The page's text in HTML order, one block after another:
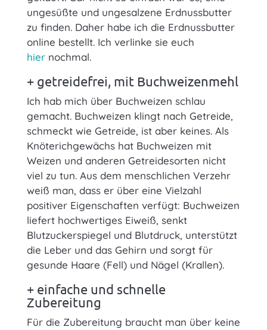
ungesüßte und ungesalzene Erdnussbutter
zu finden. Daher habe ich die Erdnussbutter
online bestellt. Ich verlinke sie euch
hiernochmal.
+ getreidefrei, mit Buchweizenmehl
Ich hab mich über Buchweizen schlau
gemacht. Buchweizen klingt nach Getreide,
schmeckt wie Getreide, ist aber keines. Als
Knöterichgewächs hat Buchweizen mit
Weizen und anderen Getreidesorten nicht
viel zu tun. Aus dem menschlichen Verzehr
weiß man, dass er über eine Vielzahl
positiver Eigenschaften verfügt: Buchweizen
liefert hochwertiges Eiweiß, senkt
Blutzuckerspiegel und Blutdruck, unterstützt
die Leber und das Gehirn und sorgt für
gesunde Haare (Fell) und Nägel (Krallen).
+ einfache und schnelle
Zubereitung
Für die Zubereitung braucht man über keine